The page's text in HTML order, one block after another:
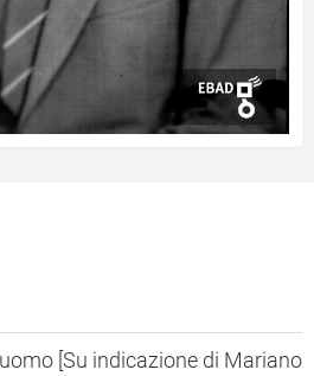
[Su indicazione di Mariano